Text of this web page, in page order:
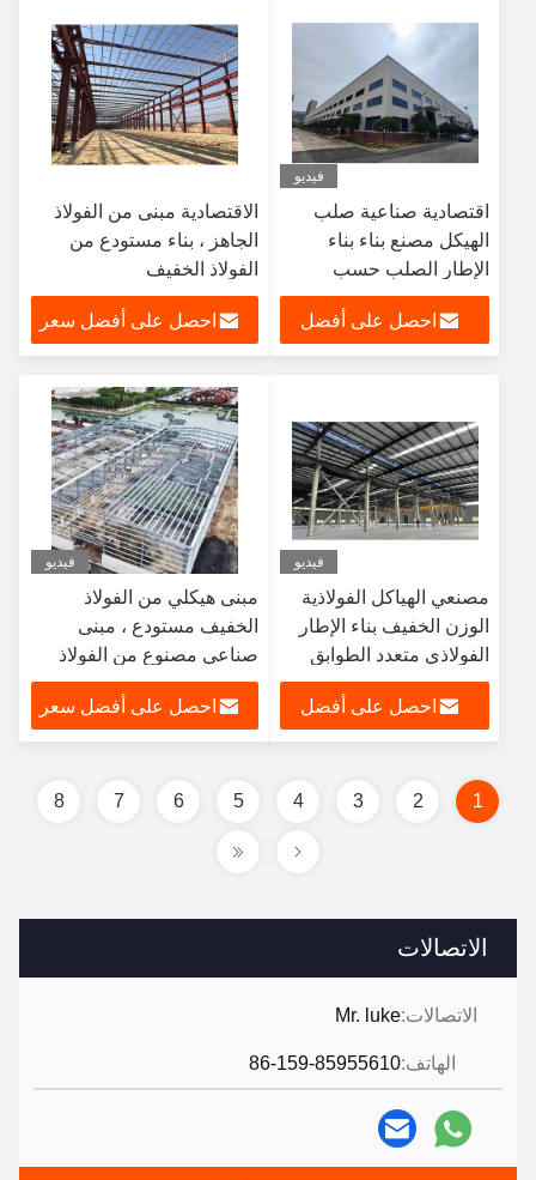
الاتصالات
الاتصالات:Mr. luke
الهاتف:86-159-85955610
الصناعي
فيديو
اقتصادية صناعية صلب
الهيكل مصنع بناء بناء
الإطار الصلب حسب
الطلب
احصل على أفضل
الاقتصادية مبنى من الفولاذ
الجاهز ، بناء مستودع من
الفولاذ الخفيف
احصل على أفضل سعر
فيديو
مصنعي الهياكل الفولاذية
الوزن الخفيف بناء الإطار
الفولاذي متعدد الطوابق
الهياكل المجهزة مسبقا
احصل على أفضل
فيديو
مبنى هيكلي من الفولاذ
الخفيف مستودع ، مبنى
صناعي مصنوع من الفولاذ
احصل على أفضل سعر
1
2
3
4
5
6
7
8